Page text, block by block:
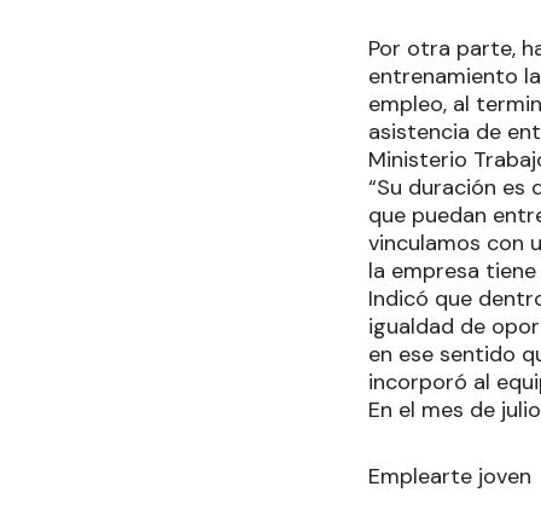
Por otra parte,
entrenamiento
empleo, al
asistencia de
Ministerio
“Su duración es
que puedan
vinculamos con
la empresa
Indicó que
igualdad de
en ese sentido
incorporó al
En el mes de
Emplearte joven